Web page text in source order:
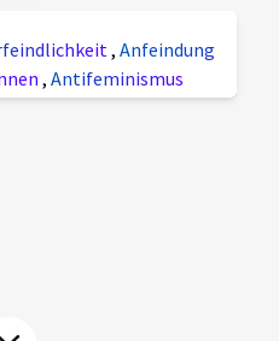
, Anfeindung
, Antifeminismus